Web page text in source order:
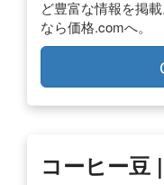
ど豊富な情報を掲
なら価格.comへ。
コーヒー豆